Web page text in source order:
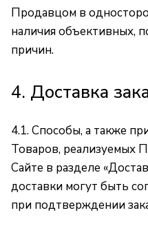
Продавцом в
наличия объективных,
причин.
4. Доставка
4.1. Способы, а также
Товаров, реализуемых
Сайте в разделе
доставки могут быть
при подтверждении